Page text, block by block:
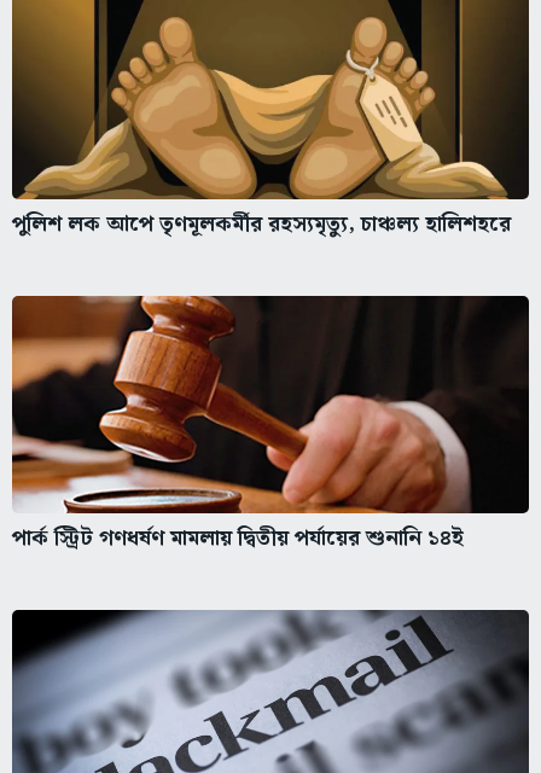
পুলিশ লক আপে তৃণমূলকর্মীর রহস্যমৃত্যু, চাঞ্চল্য হালিশহরে
পার্ক স্ট্রিট গণধর্ষণ মামলায় দ্বিতীয় পর্যায়ের শুনানি ১৪ই